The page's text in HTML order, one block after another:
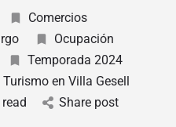
Comercios
Ocupación
Temporada 2024
Turismo en Villa Gesell
Share post